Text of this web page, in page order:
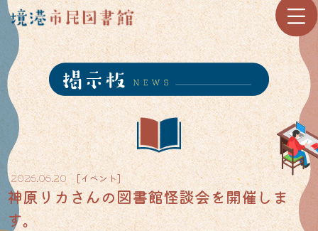
2026.06.20 [イベント]
神原リカさんの図書館怪談会を開催しま
す。